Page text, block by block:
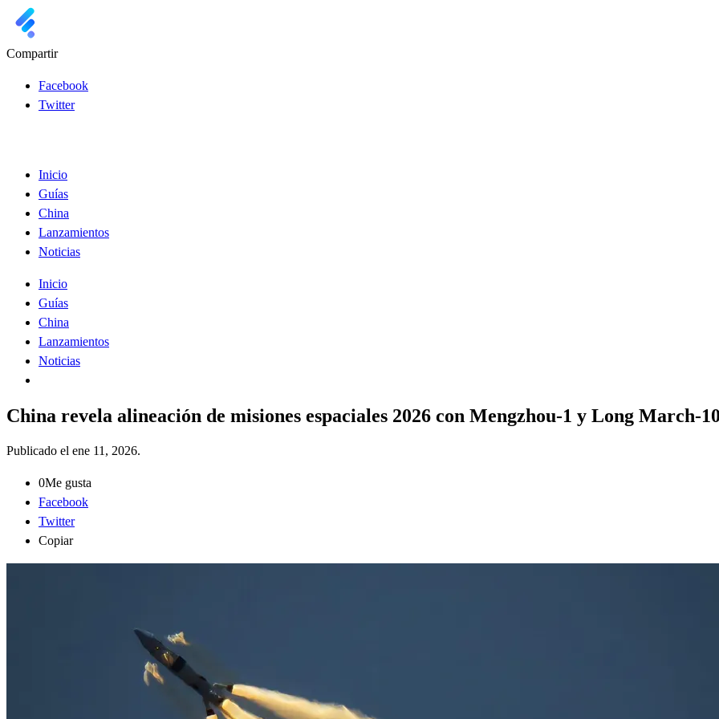
Compartir
Facebook
Twitter
Inicio
Guías
China
Lanzamientos
Noticias
Inicio
Guías
China
Lanzamientos
Noticias
China revela alineación de misiones espaciales 2026 con Mengzhou-1 y Long March-
Publicado el ene 11, 2026.
0Me gusta
Facebook
Twitter
Copiar